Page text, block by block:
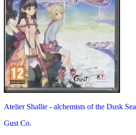
Atelier Shallie - alchemists of the Dusk Sea
Gust Co.